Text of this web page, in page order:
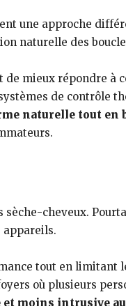
une approche
naturelle des
mieux répondre à
de contrôle
naturelle tout en
cheveux.
appareils.
tout en limitant
où plusieurs
et moins intrusive